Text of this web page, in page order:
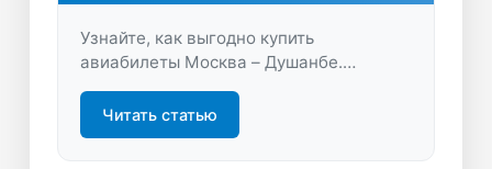
Узнайте, как выгодно купить
авиабилеты Москва – Душанбе.
Сравните цены, изучите удобные рейсы
и получите советы для экономии.
Начните поиск билетов на LastBilet.ru –
Читать статью